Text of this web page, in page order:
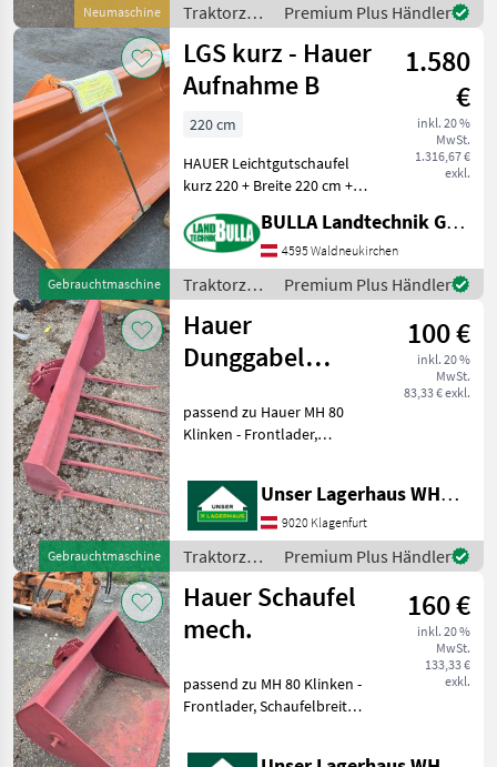
Neumaschine
Traktorzubehör
/ Hauer
Premium Plus Händler
Gebrauchtmaschine
LGS kurz - Hauer
Aufnahme B
1.580
€
inkl. 20 %
MwSt.
1.316,67 €
exkl.
220 cm
HAUER Leichtgutschaufel
kurz 220 + Breite 220 cm +
Traktorzubehör Frontlader-
Anbaugeräte
BULLA Landtechnik GmbH
4595 Waldneukirchen
Traktorzubehör
/ Hauer
Premium Plus Händler
Gebrauchtmaschine
Hauer
Dunggabel
100 €
inkl. 20 %
MwSt.
83,33 € exkl.
passend zu Hauer MH 80
Klinken - Frontlader,
Zinken sind verbogen
ansonsten sehr guter
Zustand! Verkauft wird wie
steht ohne Gewähr , die
beiden
Unser Lagerhaus WHG, Kärnten, Klagenfurt
9020 Klagenfurt
Traktorzubehör
/ Hauer
Premium Plus Händler
Hauer Schaufel
mech.
160 €
inkl. 20 %
MwSt.
133,33 €
exkl.
passend zu MH 80 Klinken -
Frontlader, Schaufelbreite
- wenig gebraucht, SOFORT